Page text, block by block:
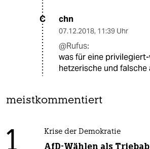
C chn
07.12.2018, 11:39 Uhr
@Rufus:
was für eine
hetzerische und
meistkommentiert
1 Krise der Demokratie
AfD-Wählen als